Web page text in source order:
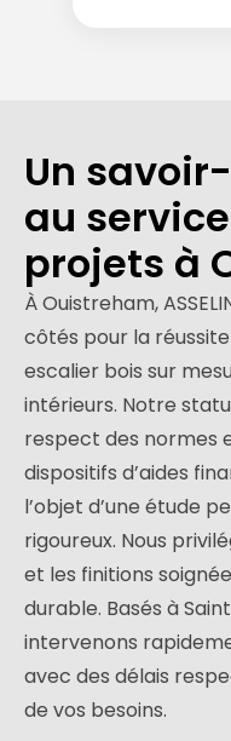
Un
au
projets à
À Ouistreham,
côtés pour la
escalier bois sur
intérieurs. Notre
respect des normes
dispositifs d’aides
l’objet d’une étude
rigoureux. Nous
et les finitions
durable. Basés à
intervenons
avec des délais
de vos besoins.